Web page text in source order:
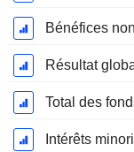
Bénéfices
Résultat
Total des
Intérêts